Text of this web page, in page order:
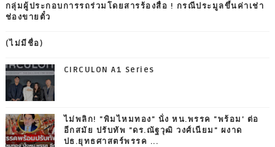
กลุ่มผู้ประกอบการรถร่วมโดยสารร้องสื่อ ! กรณีประมูลขึ้นค่าเช่า
ช่องขายตั๋ว
(ไม่มีชื่อ)
CIRCULON A1 Series
ไม่พลิก! "พิมไหมทอง" นั่ง หน.พรรค "พร้อม' ต่อ
อีกสมัย ปรับทัพ "ดร.ณัฐวุฒิ วงศ์เนียม" ผงาด
ปธ.ยุทธศาสตร์พรรค ...